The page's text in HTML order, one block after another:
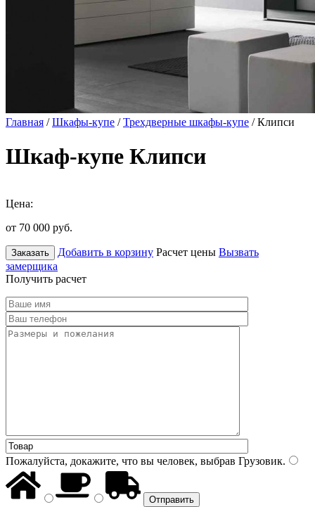
Главная /Шкафы-купе /Трехдверные шкафы-купе / Клипси
Шкаф-купе Клипси
Цена:
от 70 000 руб.
Заказать Добавить в корзину Расчет цены Вызвать
замерщика
Получить расчет
Пожалуйста, докажите, что вы человек, выбрав Грузовик.